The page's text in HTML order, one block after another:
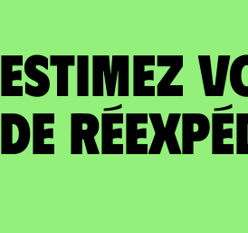
Estimez
de